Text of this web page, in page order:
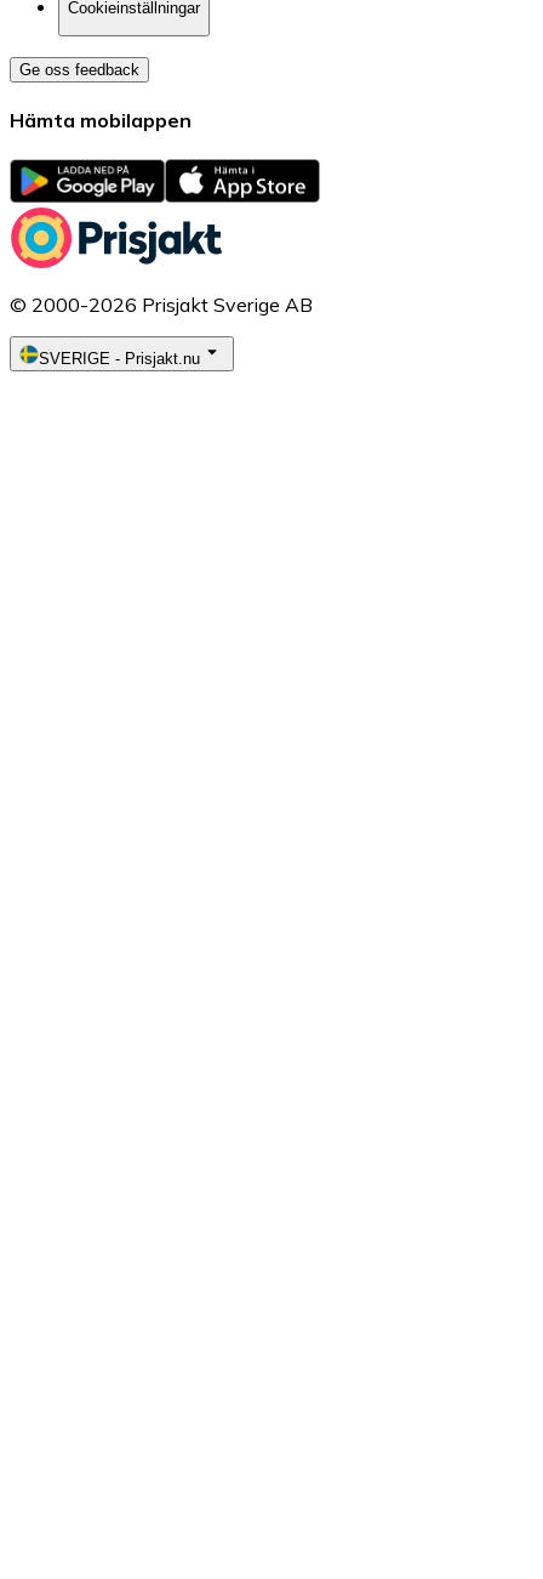
Cookieinställningar
Ge oss feedback
Hämta mobilappen
© 2000-2026 Prisjakt Sverige AB
SVERIGE - Prisjakt.nu